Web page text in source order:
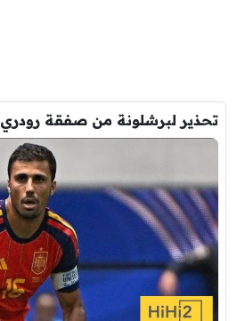
تحذير لبرشلونة من صفقة رودري